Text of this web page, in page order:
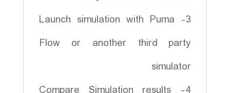
3- Launch simulation with Puma
Flow or another third party
simulator